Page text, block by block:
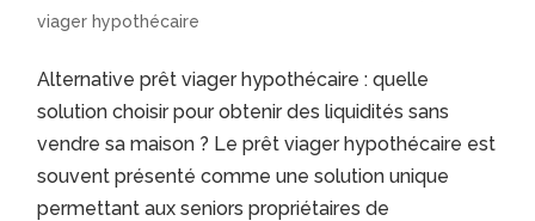
viager hypothécaire
Alternative prêt viager hypothécaire : quelle
solution choisir pour obtenir des liquidités sans
vendre sa maison ? Le prêt viager hypothécaire est
souvent présenté comme une solution unique
permettant aux seniors propriétaires de